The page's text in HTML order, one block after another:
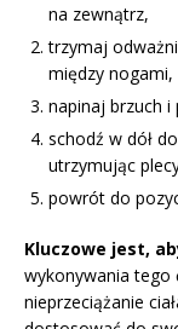
na zewnątrz,
trzymaj
między nogami,
napinaj brzuch i
schodź w dół
utrzymując
powrót do
Kluczowe jest,
wykonywania tego
nieprzeciążanie